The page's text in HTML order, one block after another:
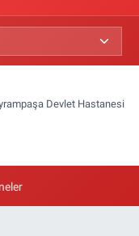
Devlet Hastanesi